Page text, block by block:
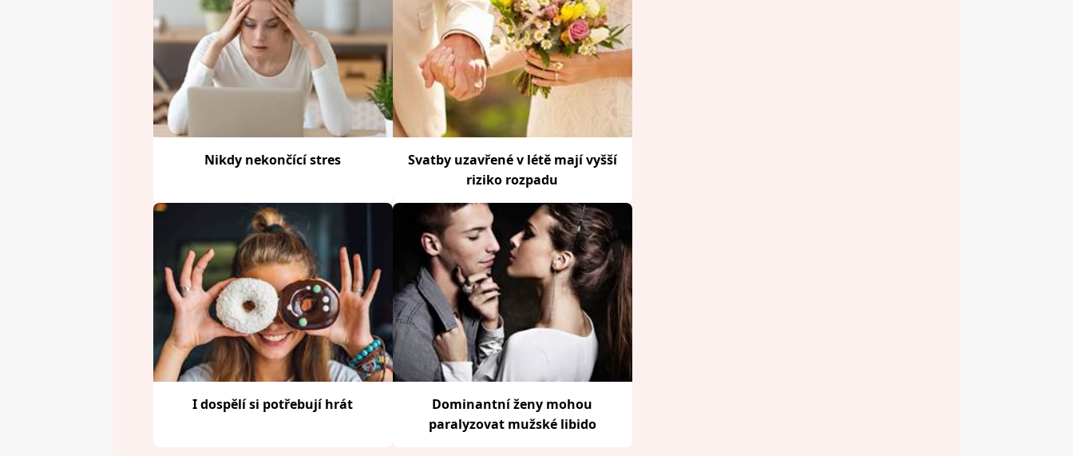
Nikdy nekončící stres
Svatby uzavřené v létě mají vyšší
riziko rozpadu
I dospělí si potřebují hrát
Dominantní ženy mohou
paralyzovat mužské libido